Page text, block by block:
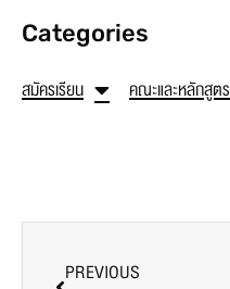
Categories
สมัครเรียน คณะและหลักสูตร
PREVIOUS